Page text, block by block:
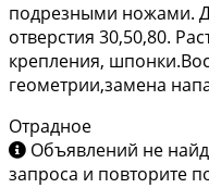
подрезными ножами.
отверстия 30,50,80.
крепления,
геометрии,замена
Отрадное
Объявлений не
запроса и повторите